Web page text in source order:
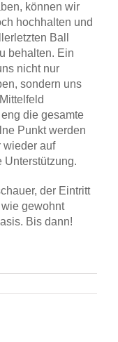
können wir
hochhalten und
Ball
behalten. Ein
nicht nur
sondern uns
die gesamte
Punkt werden
wieder auf
Unterstützung.
der Eintritt
gewohnt
Bis dann!